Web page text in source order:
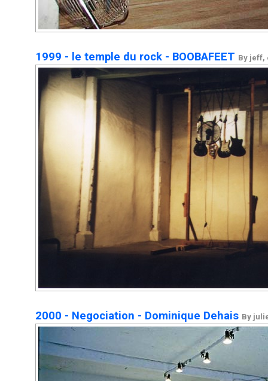
1999 - le temple du rock - BOOBAFEET By jeff,
2000 - Negociation - Dominique Dehais By